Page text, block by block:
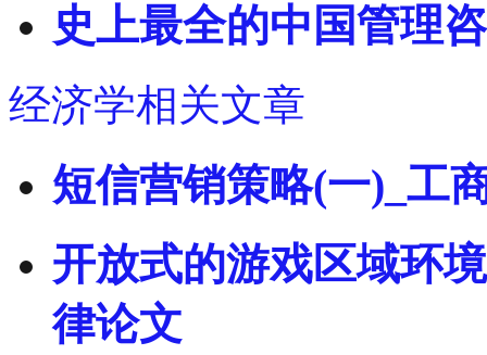
史上最全的中国管理
经济学相关文章
短信营销策略(一)_工
开放式的游戏区域环
律论文